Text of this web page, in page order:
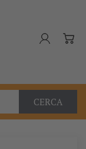
CERCA